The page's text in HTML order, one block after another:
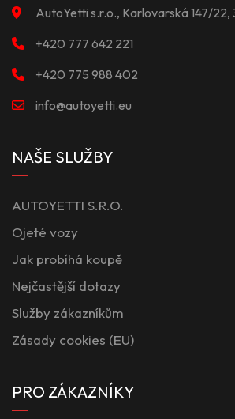
AutoYetti s.r.o., Karlovarská 147/
+420 777 642 221
+420 775 988 402
info@autoyetti.eu
NAŠE SLUŽBY
AUTOYETTI S.R.O.
Ojeté vozy
Jak probíhá koupě
Nejčastější dotazy
Služby zákazníkům
Zásady cookies (EU)
PRO ZÁKAZNÍKY